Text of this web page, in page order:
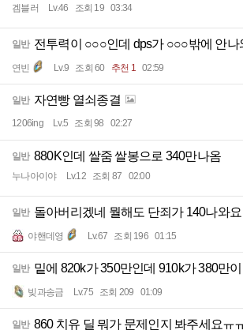
겜블러 Lv.46 조회 19 03:34
일반 전투력이 ○○○인데 dps가 ○○○밖에 안나
연빈 Lv.9 조회 60 추천 1 02:59
일반 자연빵 열쇠종결
1206ing Lv.5 조회 98 02:27
일반 880K인데 쌀줌 쌀봉으로 340만나옴
누나아이야 Lv.12 조회 87 02:00
일반 돌아버리겠네 뭘해도 단죄가 140나와요
야핸데영 Lv.67 조회 196 01:15
일반 밑에 820k가 350만인데 910k가 380만
빚과송금 Lv.75 조회 209 01:09
일반 860 치유 딜 뭐가 문제인지 봐주세요ㅠ